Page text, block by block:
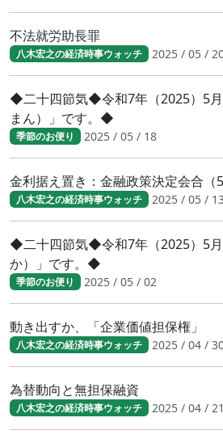
不法就労助長罪
八木宏之の経済時事ウォッチ 2025 / 05 /
◆二十四節気◆令和7年（2025）5月
まん）」です。◆
季節のお便り 2025 / 05 / 18
金利据え置き：金融政策決定会合（5
八木宏之の経済時事ウォッチ 2025 / 05 / 13
◆二十四節気◆令和7年（2025）5
か）」です。◆
季節のお便り 2025 / 05 / 02
動き出すか、「企業価値担保権」
八木宏之の経済時事ウォッチ 2025 / 04 /
為替動向と無担保融資
八木宏之の経済時事ウォッチ 2025 / 04 / 21